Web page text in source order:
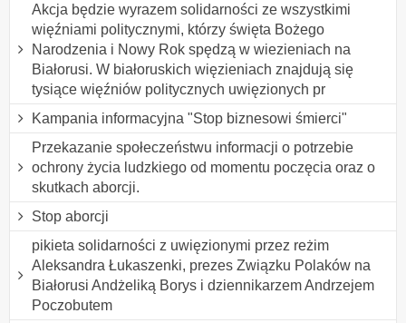
Akcja będzie wyrazem solidarności ze wszystkimi
więźniami politycznymi, którzy święta Bożego
Narodzenia i Nowy Rok spędzą w wiezieniach na
Białorusi. W białoruskich więzieniach znajdują się
tysiące więźniów politycznych uwięzionych pr
Kampania informacyjna "Stop biznesowi śmierci"
Przekazanie społeczeństwu informacji o potrzebie
ochrony życia ludzkiego od momentu poczęcia oraz o
skutkach aborcji.
Stop aborcji
pikieta solidarności z uwięzionymi przez reżim
Aleksandra Łukaszenki, prezes Związku Polaków na
Białorusi Andżeliką Borys i dziennikarzem Andrzejem
Poczobutem